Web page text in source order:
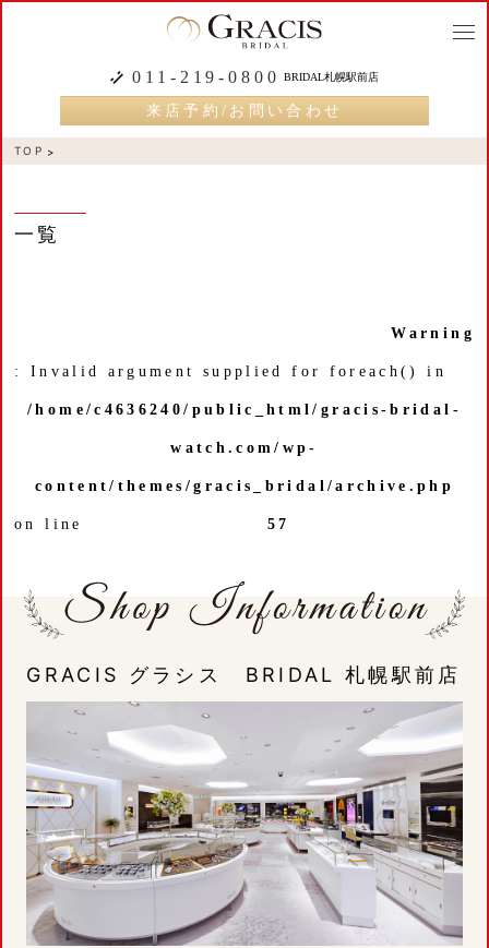
011-219-0800 BRIDAL札幌駅前店
来店予約/お問い合わせ
TOP
一覧
Warning
: Invalid argument supplied for foreach() in
/home/c4636240/public_html/gracis-bridal-
watch.com/wp-
content/themes/gracis_bridal/archive.php
on line 57
GRACIS グラシス BRIDAL 札幌駅前店